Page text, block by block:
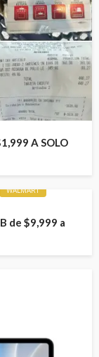
A SOLO
WALMART
de $9,999 a